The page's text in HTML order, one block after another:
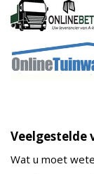
Veelgestelde
Wat u moet